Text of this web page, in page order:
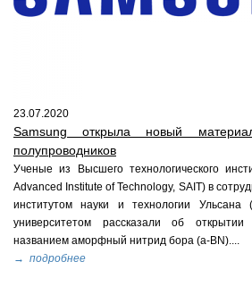
23.07.2020
Samsung открыла новый
полупроводников
Ученые из Высшего технологического
Advanced Institute of Technology, SAIT) в
институтом науки и технологии Ульсана
университетом рассказали об
названием аморфный нитрид бора (a-BN)....
→ подробнее